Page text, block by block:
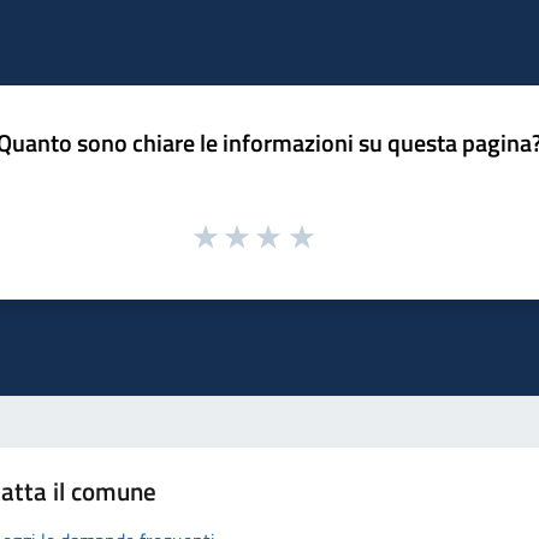
sono chiare le informazioni su questa
il comune